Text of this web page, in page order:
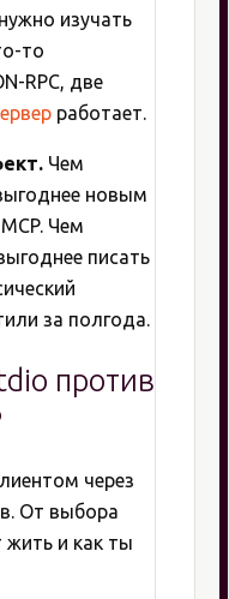
изучать
то
RPC, две
работает.
Чем
новым
Чем
писать
за полгода.
против
через
От выбора
жить и как ты